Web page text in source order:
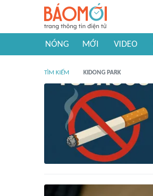
NÓNG MỚI VIDEO
TÌM KIẾM KIDONG PARK